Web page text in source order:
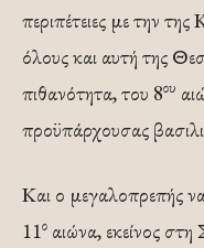
περιπέτειες με την
όλους και αυτή της
πιθανότητα, του 8ου
προϋπάρχουσας
Και ο μεγαλοπρεπής
11ο αιώνα, εκείνος